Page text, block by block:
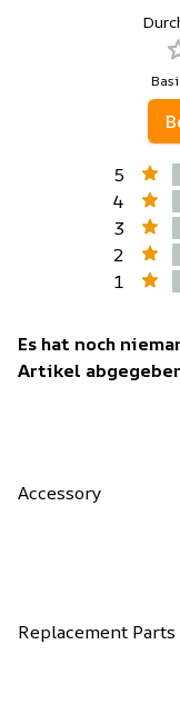
5
4
3
2
1
Es hat noch
Artikel
Accessory
Replacement Parts